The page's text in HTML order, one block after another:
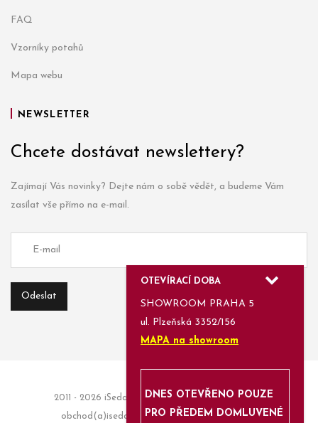
FAQ
Vzorníky potahů
Mapa webu
NEWSLETTER
Chcete dostávat newslettery?
Zajímají Vás novinky? Dejte nám o sobě vědět, a budeme Vám
zasílat vše přímo na e-mail.
2011 - 2026 iSedačky.cz | Informace a objednávky:
obchod(a)isedacky.cz | Enjoyed withAzami.cz
OTEVÍRACÍ DOBA
SHOWROOM PRAHA 5
ul. Plzeňská 3352/156
MAPA na showroom
DNES OTEVŘENO POUZE
PRO PŘEDEM DOMLUVENÉ